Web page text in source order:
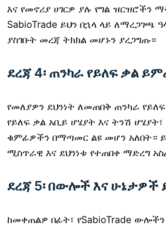
እና የመኖሪያ ሀገርዎ ያሉ የግል ዝርዝሮችን
SabioTrade ይህን በኋላ ላይ
ያስገቡት መረጃ ትክክል መሆኑን ያረጋግጡ።
ደረጃ 4፡ ጠንካራ የይለፍ ቃል
የመለያዎን ደህንነት ለመጠበቅ ጠንካራ
የይለፍ ቃል አቢይ ሆሄያት እና ትንሽ
ቁምፊዎችን በማጣመር ልዩ መሆን አለበት።
ሚስጥራዊ እና ደህንነቱ የተጠበቀ ማድረግ
ደረጃ 5፡ በውሎች እና
ከመቀጠልዎ በፊት፣ የSabioTrade